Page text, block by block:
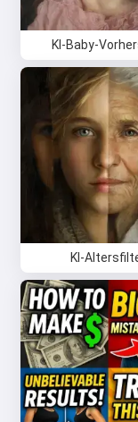
KI-Baby-
KI-